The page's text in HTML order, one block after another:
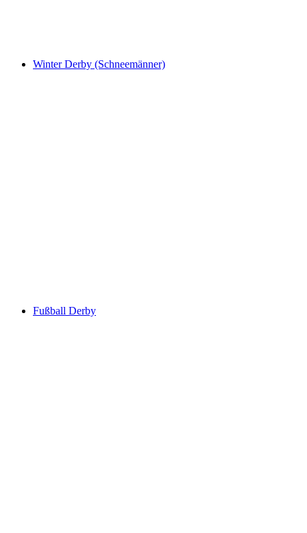
Winter Derby (Schneemänner)
Fußball Derby